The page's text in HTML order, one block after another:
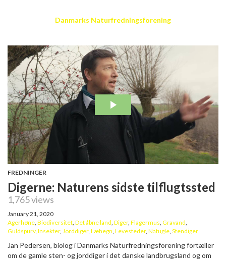
Danmarks Naturfredningsforening
FREDNINGER
Digerne: Naturens sidste tilflugtssted
1,765 views
January 21, 2020
Agerhøne, Biodiversitet, Det åbne land, Diger, Flagermus, Gravand,
Guldspurv, Insekter, Jorddiger, Læhegn, Levesteder, Natugle, Stendiger
Jan Pedersen, biolog i Danmarks Naturfredningsforening fortæller
om de gamle sten- og jorddiger i det danske landbrugsland og om